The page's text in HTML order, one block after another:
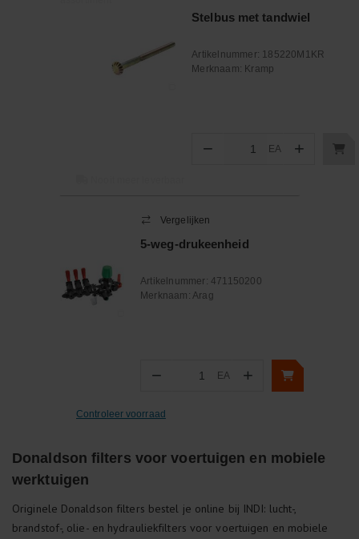
Stelbus met tandwiel
Artikelnummer: 185220M1KR
Merknaam: Kramp
− Aantal
EA +
Vergelijken
5-weg-drukeenheid
Artikelnummer: 471150200
Merknaam: Arag
− Aantal
EA +
Controleer voorraad
Donaldson filters voor voertuigen en mobiele
werktuigen
Originele Donaldson filters bestel je online bij INDI: lucht-,
brandstof-, olie- en hydrauliekfilters voor voertuigen en mobiele